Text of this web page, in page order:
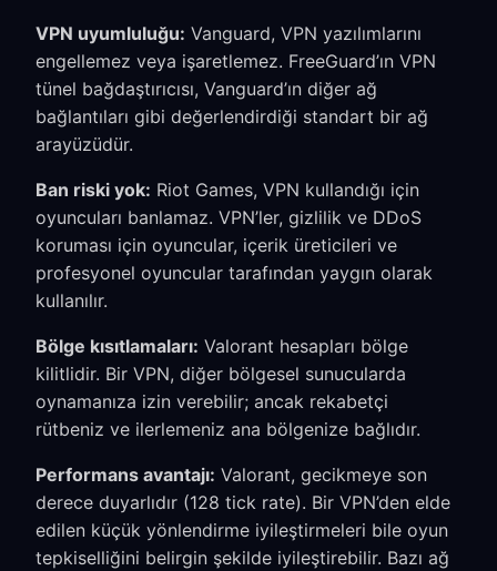
VPN uyumluluğu: Vanguard, VPN yazılımlarını
engellemez veya işaretlemez. FreeGuard’ın VPN
tünel bağdaştırıcısı, Vanguard’ın diğer ağ
bağlantıları gibi değerlendirdiği standart bir ağ
arayüzüdür.
Ban riski yok: Riot Games, VPN kullandığı için
oyuncuları banlamaz. VPN’ler, gizlilik ve DDoS
koruması için oyuncular, içerik üreticileri ve
profesyonel oyuncular tarafından yaygın olarak
kullanılır.
Bölge kısıtlamaları: Valorant hesapları bölge
kilitlidir. Bir VPN, diğer bölgesel sunucularda
oynamanıza izin verebilir; ancak rekabetçi
rütbeniz ve ilerlemeniz ana bölgenize bağlıdır.
Performans avantajı: Valorant, gecikmeye son
derece duyarlıdır (128 tick rate). Bir VPN’den elde
edilen küçük yönlendirme iyileştirmeleri bile oyun
tepkiselliğini belirgin şekilde iyileştirebilir. Bazı ağ